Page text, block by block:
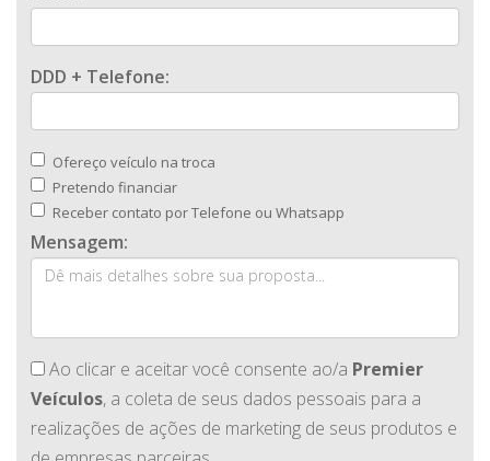
DDD + Telefone:
Ofereço veículo na troca
Pretendo financiar
Receber contato por Telefone ou Whatsapp
Mensagem:
Ao clicar e aceitar você consente ao/a Premier
Veículos, a coleta de seus dados pessoais para a
realizações de ações de marketing de seus produtos e